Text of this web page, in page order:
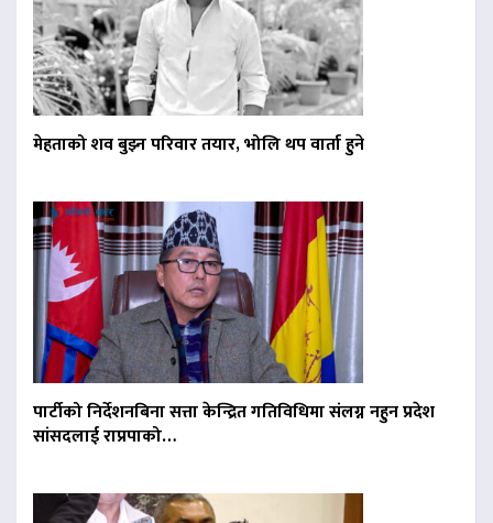
मेहताको शव बुझ्न परिवार तयार, भोलि थप वार्ता हुने
पार्टीको निर्देशनबिना सत्ता केन्द्रित गतिविधिमा संलग्न नहुन प्रदेश
सांसदलाई राप्रपाको…